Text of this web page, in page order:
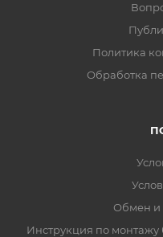
Политика
Обработка
Обмен и
Инструкция по